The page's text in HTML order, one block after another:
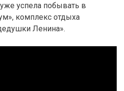
успела побывать в
комплекс отдыха
Ленина».